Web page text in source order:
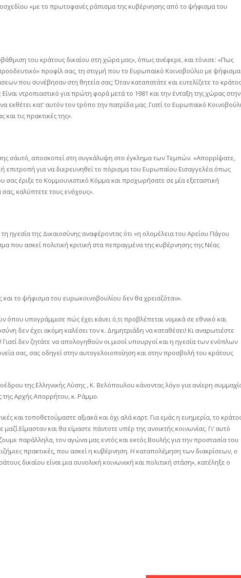
«με το πρωτοφανές ράπισμα της κυβέρνησης από το ψήφισμα του
του κράτους δικαίου στη χώρα μας», όπως ανέφερε, και τόνισε: «Πως
προφίλ σας, τη στιγμή που το Ευρωπαϊκό Κοινοβούλιο με ψήφισμα
που συνέβησαν στη θητεία σας; Όταν καταπατάτε και ευτελίζετε το κράτος
ντροπιαστικό για πρώτη φορά μετά το 1981 και την ένταξη της χώρας στην
κατ’ αυτόν τον τρόπο την πατρίδα μας .Γιατί το Ευρωπαϊκό
τις πρακτικές της».
σ΄αυτό, αποσκοπεί στη συγκάλυψη στο έγκλημα των Τεμπών. «Απορρίψατε,
επιτροπή για να διερευνηθεί το πόρισμα του Ευρωπαίου Εισαγγελέα όπως
σας έριξε το Κομμουνιστικό Κόμμα και προχωρήσατε σε μία εξεταστική
καλύπτετε τους ενόχους».
ηγεσία της Δικαιοσύνης αναφέροντας ότι «η ολομέλεια του Αρείου Πάγου
που ασκεί πολιτική κριτική στα πεπραγμένα της κυβέρνησης της Νέας
και το ψήφισμα του ευρωκοινοβουλίου δεν θα χρειαζόταν».
υπογράμμισε πώς έχει κάνει ό,τι προβλέπεται νομικά σε εθνικό και
δεν έχει ακόμη καλέσει τον κ. Δημητριάδη να καταθέσει! Κι αναρωτιέστε
δεν ζητάτε να απολογηθούν οι μισοί υπουργοί και η ηγεσία των ενόπλων
σας, σας οδηγεί στην αυτογελοιοποίηση και στην προσβολή του κράτους
της Ελληνικής Λύσης , Κ. Βελόπουλου κάνοντας λόγο για ανίερη
της Αρχής Απορρήτου, κ. Ράμμο.
και τοποθετούμαστε αξιακά και όχι αλά καρτ. Για εμάς η ευημερία, το
και θα είμαστε πάντοτε υπέρ της ανοικτής κοινωνίας. Γι’ αυτό
παράλληλα, τον αγώνα μας εντός και εκτός Βουλής για την προστασία του
πρακτικές, που ασκεί η κυβέρνηση. Η καταπολέμηση των διακρίσεων, ο
δικαίου είναι μια συνολική κοινωνική και πολιτική στάση», κατέληξε ο